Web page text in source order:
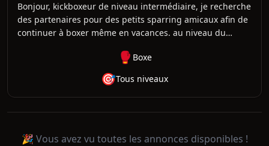
Bonjour, kickboxeur de niveau intermédiaire, je recherche
des partenaires pour des petits sparring amicaux afin de
continuer à boxer même en vacances. au niveau du
dents, coquille pas obligatoire mais c'est quand même
mieux 😅, sinon le sourire, la motivation, la maîtrise de
soi et c'est déjà pas mal 👌🏻
🥊 Boxe
🎯Tous niveaux
🎉 Vous avez vu toutes les annonces disponibles !